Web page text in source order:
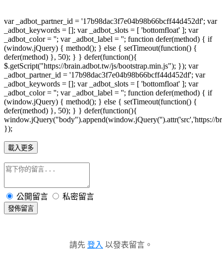
var _adbot_partner_id = '17b98dac3f7e04b98b66bcff44d452df'; var
_adbot_keywords = []; var _adbot_slots = [ 'bottomfloat' ]; var
_adbot_color = ''; var _adbot_label = ''; function defer(method) { if
(window.jQuery) { method(); } else { setTimeout(function() {
defer(method) }, 50); } } defer(function(){
$.getScript("https://brain.adbot.tw/js/bootstrap.min.js"); }); var
_adbot_partner_id = '17b98dac3f7e04b98b66bcff44d452df'; var
_adbot_keywords = []; var _adbot_slots = [ 'bottomfloat' ]; var
_adbot_color = ''; var _adbot_label = ''; function defer(method) { if
(window.jQuery) { method(); } else { setTimeout(function() {
defer(method) }, 50); } } defer(function(){
window.jQuery("body").append(window.jQuery('').attr('src','https://
});
載入更多
公開留言 私密留言
發佈留言
請先 登入 以發表留言。